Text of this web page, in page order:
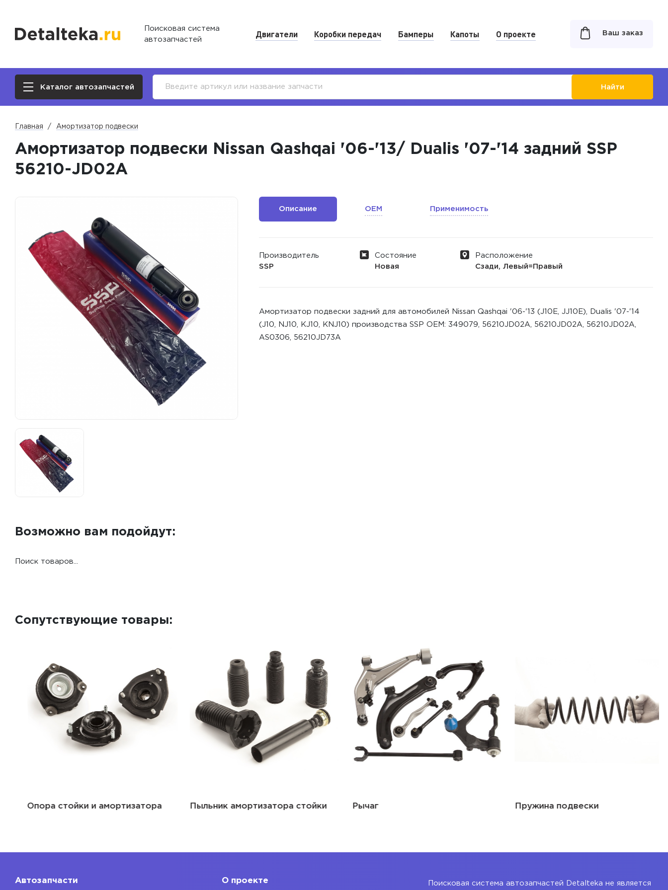
Поисковая система
автозапчастей
Двигатели Коробки передач Бамперы Капоты О проекте Ваш заказ
Каталог автозапчастей Найти
Главная Амортизатор подвески
Амортизатор подвески Nissan Qashqai '06-'13/ Dualis '07-'14 задний SSP
56210-JD02A
Описание OEM Применимость
Производитель
SSP
Состояние
Новая
Расположение
Сзади, Левый=Правый
Амортизатор подвески задний для автомобилей Nissan Qashqai '06-'13 (J10E, JJ10E), Dualis '07-'14
(J10, NJ10, KJ10, KNJ10) производства SSP ОЕМ: 349079, 56210JD02A, 56210JD02A, 56210JD02A,
AS0306, 56210JD73A
Возможно вам подойдут:
Поиск товаров...
Сопутствующие товары:
Опора стойки и амортизатора Пыльник амортизатора стойки Рычаг Пружина подвески
Автозапчасти О проекте Поисковая система автозапчастей Detalteka не является